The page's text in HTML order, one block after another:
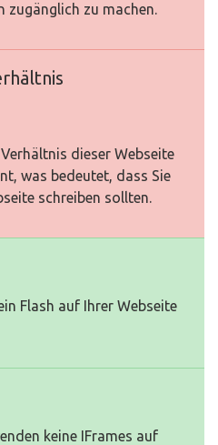
zugänglich zu machen.
dieser Webseite
was bedeutet, dass Sie
schreiben sollten.
Flash auf Ihrer Webseite
keine IFrames auf